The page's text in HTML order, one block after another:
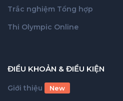
Trắc nghiệm Tổng hợp
Thi Olympic Online
ĐIỀU KHOẢN & ĐIỀU KIỆN
Giới thiệu New